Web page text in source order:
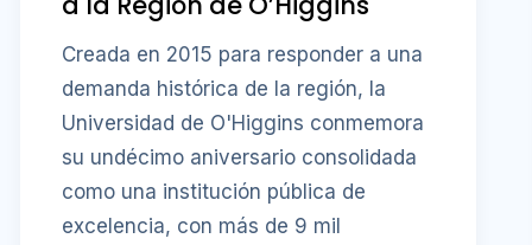
Creada en 2015 para responder a una
demanda histórica de la región, la
Universidad de O'Higgins conmemora
su undécimo aniversario consolidada
como una institución pública de
excelencia, con más de 9 mil